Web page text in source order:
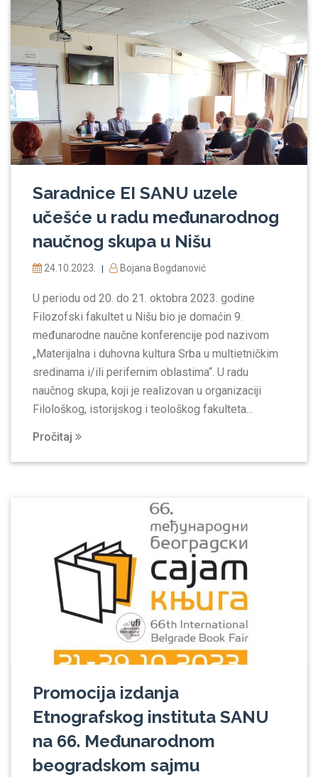
Saradnice EI SANU uzele
učešće u radu međunarodnog
naučnog skupa u Nišu
24.10.2023. Bojana Bogdanović
U periodu od 20. do 21. oktobra 2023. godine
Filozofski fakultet u Nišu bio je domaćin 9.
međunarodne naučne konferencije pod nazivom
„Materijalna i duhovna kultura Srba u multietničkim
sredinama i/ili perifernim oblastima“. U radu
naučnog skupa, koji je realizovan u organizaciji
Filološkog, istorijskog i teološkog fakulteta...
Pročitaj
Promocija izdanja
Etnografskog instituta SANU
na 66. Međunarodnom
beogradskom sajmu